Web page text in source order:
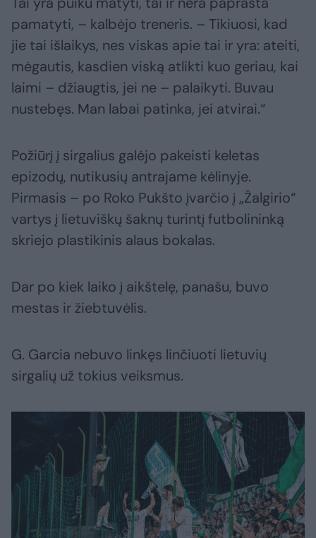
pamatyti, – kalbėjo treneris. – Tikiuosi, kad
jie tai išlaikys, nes viskas apie tai ir yra: ateiti,
mėgautis, kasdien viską atlikti kuo geriau, kai
laimi – džiaugtis, jei ne – palaikyti. Buvau
nustebęs. Man labai patinka, jei atvirai.“
Požiūrį į sirgalius galėjo pakeisti keletas
epizodų, nutikusių antrajame kėlinyje.
Pirmasis – po Roko Pukšto įvarčio į „Žalgirio“
vartys į lietuviškų šaknų turintį futbolininką
skriejo plastikinis alaus bokalas.
Dar po kiek laiko į aikštelę, panašu, buvo
mestas ir žiebtuvėlis.
G. Garcia nebuvo linkęs linčiuoti lietuvių
sirgalių už tokius veiksmus.